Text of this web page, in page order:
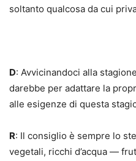
soltanto qualcosa da cui
D: Avvicinandoci alla
darebbe per adattare la
alle esigenze di questa
R: Il consiglio è sempre lo
vegetali, ricchi d’acqua —